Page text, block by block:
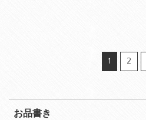
1 2
お品書き